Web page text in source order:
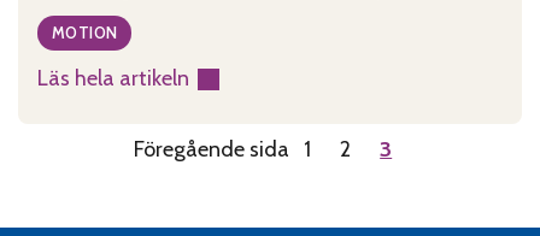
Svenlin och Sara Wallin-Nilsson visar både
sittande och stående övningar.
MOTION
Läs hela artikeln
:
Föregående sida 1 2 3